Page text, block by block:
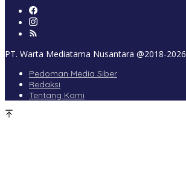
PT. Warta Mediatama Nusantara @2018-2026
Pedoman Media Siber
Redaksi
Tentang Kami